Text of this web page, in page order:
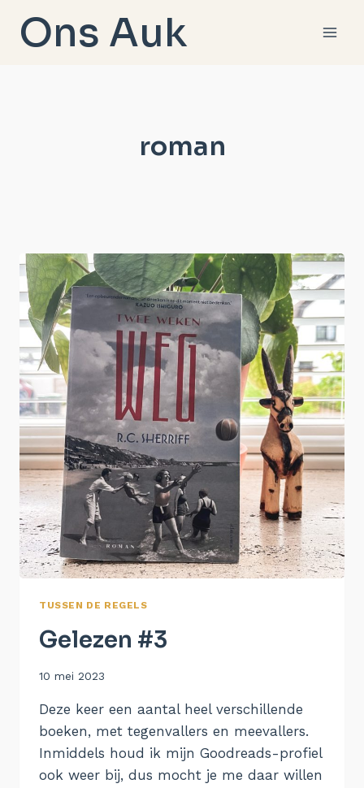
naarOns Auk
roman
TUSSEN DE REGELS
Gelezen #3
Door
10 mei 2023
Deze keer een aantal heel verschillende
boeken, met tegenvallers en meevallers.
Inmiddels houd ik mijn Goodreads-profiel
ook weer bij, dus mocht je me daar willen